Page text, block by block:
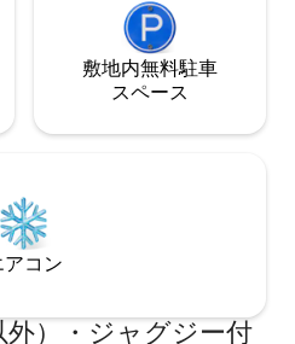
敷地内無料駐⁠車
ス⁠ペ⁠ー⁠ス
アコン
外）・ジャグジー付